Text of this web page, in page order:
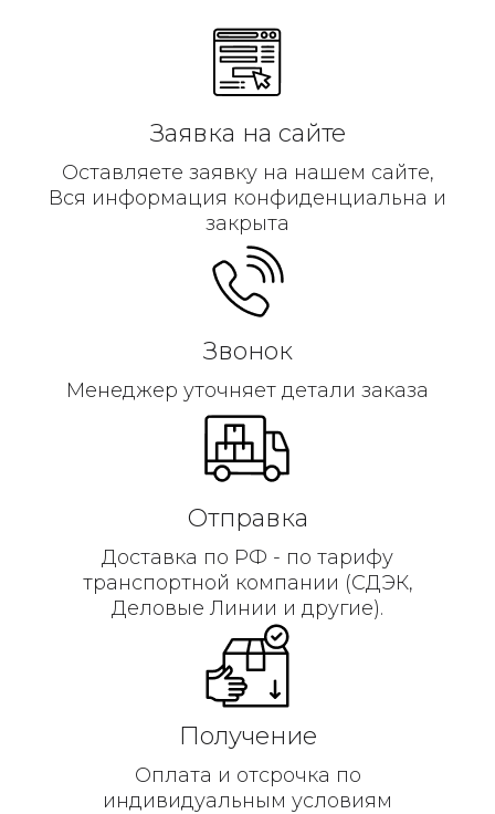
Заявка на сайте
Оставляете заявку на нашем сайте,
Вся информация конфиденциальна и
закрыта
Звонок
Менеджер уточняет детали заказа
Отправка
Доставка по РФ - по тарифу
транспортной компании (СДЭК,
Деловые Линии и другие).
Получение
Оплата и отсрочка по
индивидуальным условиям